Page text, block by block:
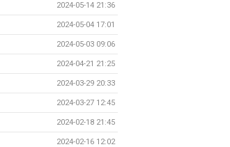
2024-05-14 21:36
2024-05-04 17:01
2024-05-03 09:06
2024-04-21 21:25
2024-03-29 20:33
2024-03-27 12:45
2024-02-18 21:45
2024-02-16 12:02